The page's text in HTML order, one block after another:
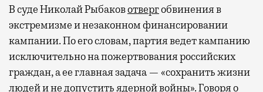
В суде Николай Рыбаковотвергобвинения в
экстремизме и незаконном финансировании
кампании. По его словам, партия ведет кампанию
исключительно на пожертвования российских
граждан, а ее главная задача — «сохранить жизни
людей и не допустить ядерной войны». Говоря о